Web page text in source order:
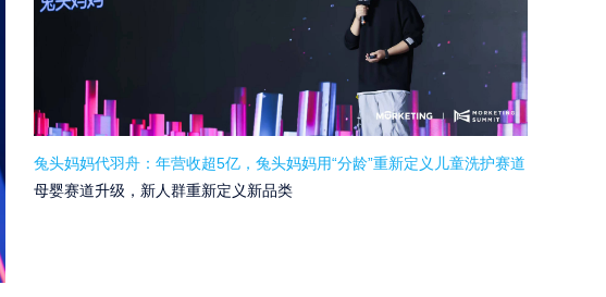
兔头妈妈代羽舟：年营收超5亿，兔头妈妈用“分龄”重新定义儿童洗护赛道
母婴赛道升级，新人群重新定义新品类